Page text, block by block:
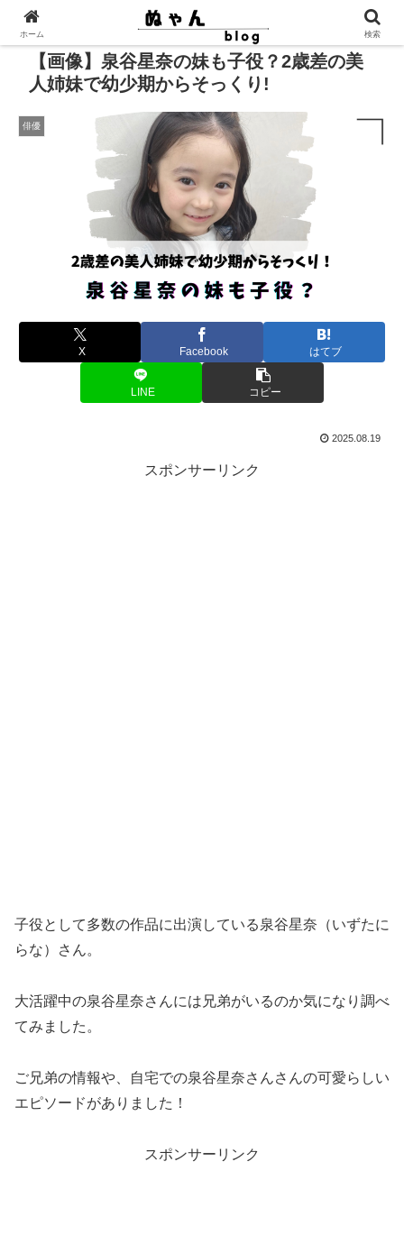
【画像】泉谷星奈の妹も子役？2歳差の美
人姉妹で幼少期からそっくり!
俳優
X Facebook はてブ
LINE コピー
2025.08.19
スポンサーリンク
子役として多数の作品に出演している泉谷星奈（いずたに
らな）さん。
大活躍中の泉谷星奈さんには兄弟がいるのか気になり調べ
てみました。
ご兄弟の情報や、自宅での泉谷星奈さんさんの可愛らしい
エピソードがありました！
スポンサーリンク
ホーム 検索